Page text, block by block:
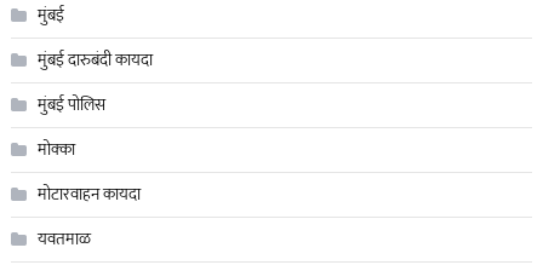
मुंबई
मुंबई दारुबंदी कायदा
मुंबई पोलिस
मोक्का
मोटारवाहन कायदा
यवतमाळ